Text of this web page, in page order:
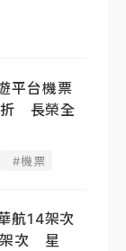
平台機票
長榮全
#機票
航14架次
架次 星